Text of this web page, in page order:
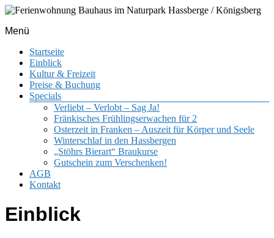
Hassberge / Königsberg
Menü
Startseite
Einblick
Kultur & Freizeit
Preise & Buchung
Specials
Verliebt – Verlobt – Sag Ja!
Fränkisches Frühlingserwachen für 2
Osterzeit in Franken – Auszeit für Körper und Seele
Winterschlaf in den Hassbergen
„Stöhrs Bierart“ Braukurse
Gutschein zum Verschenken!
AGB
Kontakt
Einblick